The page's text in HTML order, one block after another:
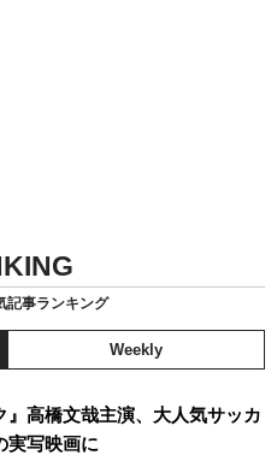
記事ランキング
Weekly
』高橋文哉主演、大人気サッカ
実写映画に